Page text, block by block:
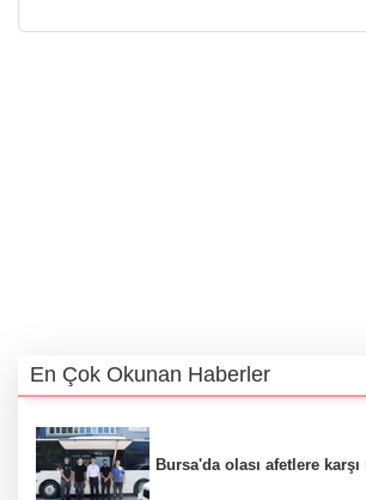
En Çok Okunan Haberler
Bursa'da olası afetlere